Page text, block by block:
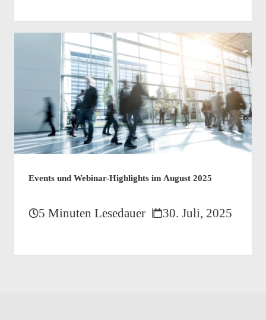
Events und Webinar-Highlights im August 2025
5 Minuten Lesedauer 30. Juli, 2025